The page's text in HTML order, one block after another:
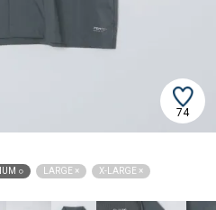
74
○ LARGE × X-LARGE ×